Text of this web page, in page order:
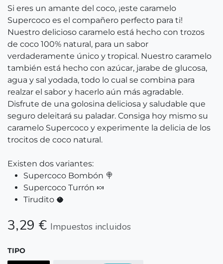
Si eres un amante del coco, ¡este caramelo
Supercoco es el compañero perfecto para ti!
Nuestro delicioso caramelo está hecho con trozos
de coco 100% natural, para un sabor
verdaderamente único y tropical. Nuestro caramelo
también está hecho con azúcar, jarabe de glucosa,
agua y sal yodada, todo lo cual se combina para
realzar el sabor y hacerlo aún más agradable.
Disfrute de una golosina deliciosa y saludable que
seguro deleitará su paladar. Consiga hoy mismo su
caramelo Supercoco y experimente la delicia de los
trocitos de coco natural.
Existen dos variantes:
Supercoco Bombón 🍭
Supercoco Turrón 🍬
Tirudito 🥥
3,29 € Impuestos incluidos
TIPO